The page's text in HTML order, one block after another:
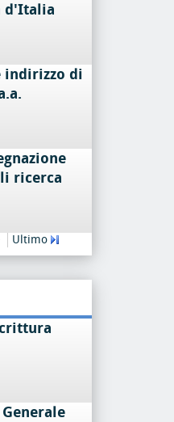
d'Italia
indirizzo di
ricerca
Ultimo